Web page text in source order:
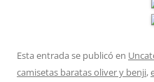
Esta entrada se publicó en
camisetas baratas oliver y benji,